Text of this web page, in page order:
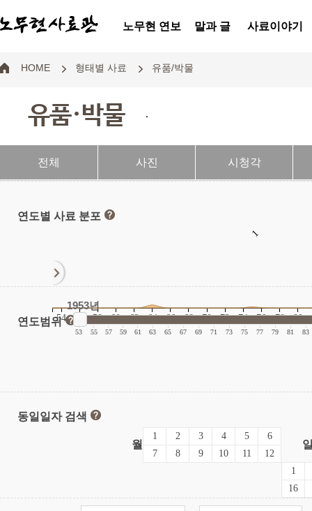
노무현 연보 말과 글 사료이야기
HOME 형태별 사료 유품/박물
유품·박물 .
전체 사진 시청각
연도별 사료 분포
54 58 60 62 64 66 68 70 72 74 76 78 80
1
연도범위
1953년
|
53 55 57 59 61 63 65 67 69 71 73 75 77 79 81 83
동일일자 검색
월
1 2 3 4 5
6
7
8 9 10 11 12
1
16